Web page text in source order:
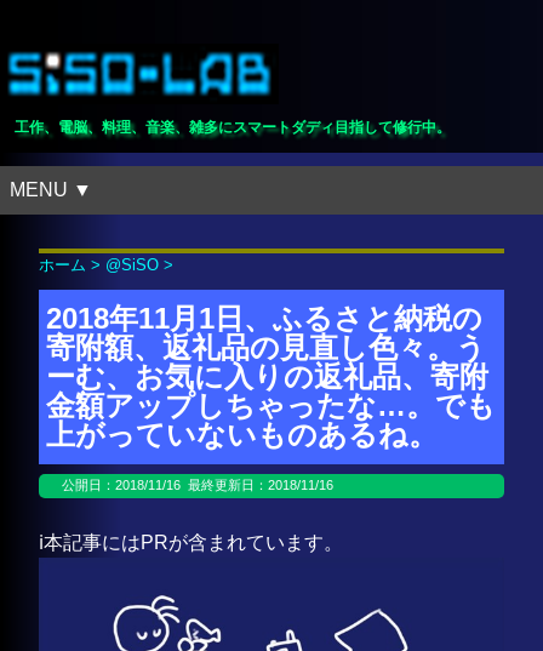
工作、電脳、料理、音楽、雑多にスマートダディ目指して修行中。
MENU ▼
ホーム > @SiSO >
2018年11月1日、ふるさと納税の
寄附額、返礼品の見直し色々。う
ーむ、お気に入りの返礼品、寄附
金額アップしちゃったな…。でも
上がっていないものあるね。
公開日：2018/11/16 最終更新日：2018/11/16
ℹ️本記事にはPRが含まれています。